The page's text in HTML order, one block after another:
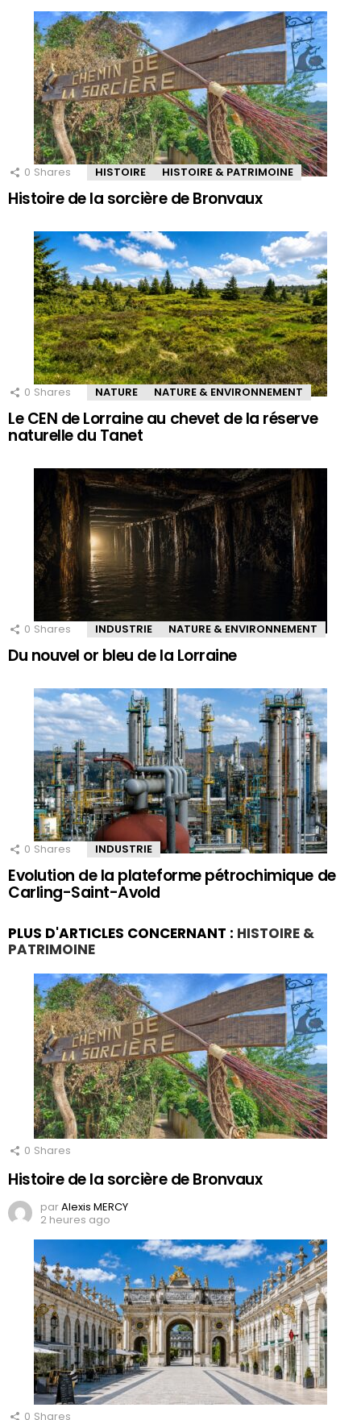
0 Shares HISTOIRE HISTOIRE & PATRIMOINE
Histoire de la sorcière de Bronvaux
0 Shares NATURE NATURE & ENVIRONNEMENT
Le CEN de Lorraine au chevet de la réserve
naturelle du Tanet
0 Shares INDUSTRIE NATURE & ENVIRONNEMENT
Du nouvel or bleu de la Lorraine
0 Shares INDUSTRIE
Evolution de la plateforme pétrochimique de
Carling-Saint-Avold
PLUS D'ARTICLES CONCERNANT : HISTOIRE &
PATRIMOINE
0 Shares
Histoire de la sorcière de Bronvaux
parAlexis MERCY
2 heures ago
0 Shares